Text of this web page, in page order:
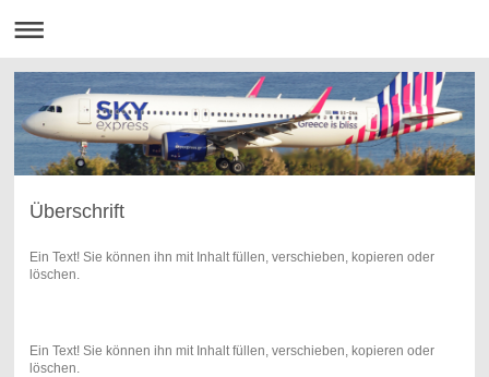
Überschrift
Ein Text! Sie können ihn mit Inhalt füllen, verschieben, kopieren oder
löschen.
Ein Text! Sie können ihn mit Inhalt füllen, verschieben, kopieren oder
löschen.